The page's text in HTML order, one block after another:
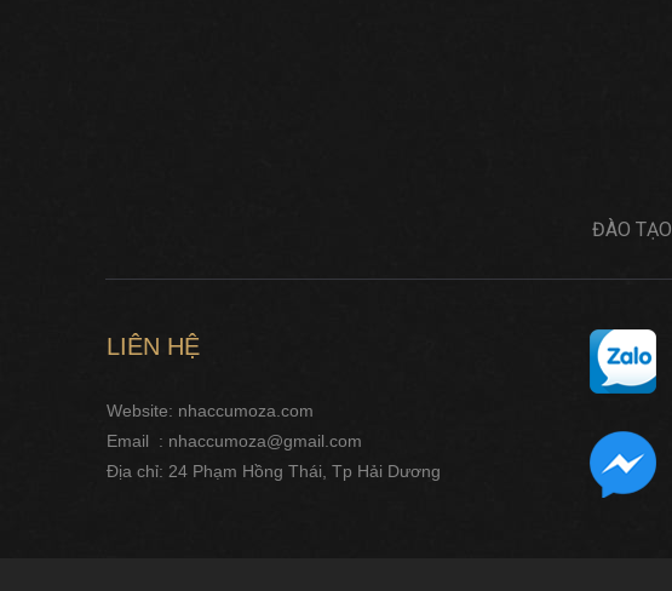
ĐÀO TẠO
LIÊN HỆ
Website: nhaccumoza.com
Email : nhaccumoza@gmail.com
Địa chỉ: 24 Phạm Hồng Thái, Tp Hải Dương